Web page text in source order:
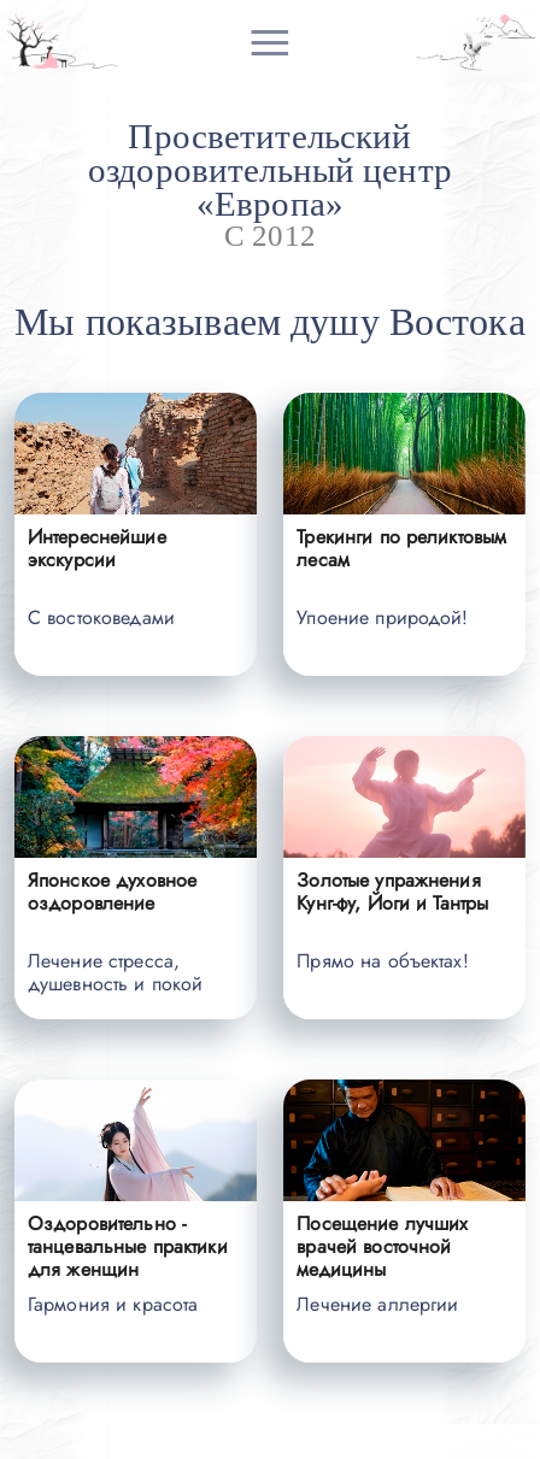
Просветительский
оздоровительный центр
«Европа»
C 2012
Мы показываем душу Востока
Интереснейшие
экскурсии
С востоковедами
Трекинги по реликтовым
лесам
Упоение природой!
Японское духовное
оздоровление
Лечение стресса,
душевность и покой
Золотые упражнения
Кунг-фу, Йоги и Тантры
Прямо на объектах!
Оздоровительно -
танцевальные практики
для женщин
Гармония и красота
Посещение лучших
врачей восточной
медицины
Лечение аллергии